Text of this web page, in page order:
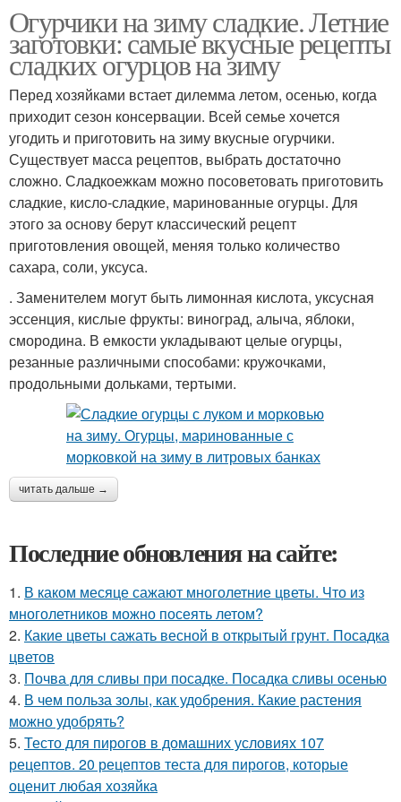
Огурчики на зиму сладкие. Летние
заготовки: самые вкусные рецепты
сладких огурцов на зиму
Перед хозяйками встает дилемма летом, осенью, когда
приходит сезон консервации. Всей семье хочется
угодить и приготовить на зиму вкусные огурчики.
Существует масса рецептов, выбрать достаточно
сложно. Сладкоежкам можно посоветовать приготовить
сладкие, кисло-сладкие, маринованные огурцы. Для
этого за основу берут классический рецепт
приготовления овощей, меняя только количество
сахара, соли, уксуса.
. Заменителем могут быть лимонная кислота, уксусная
эссенция, кислые фрукты: виноград, алыча, яблоки,
смородина. В емкости укладывают целые огурцы,
резанные различными способами: кружочками,
продольными дольками, тертыми.
читать дальше →
Последние обновления на сайте:
1. В каком месяце сажают многолетние цветы. Что из
многолетников можно посеять летом?
2. Какие цветы сажать весной в открытый грунт. Посадка
цветов
3. Почва для сливы при посадке. Посадка сливы осенью
4. В чем польза золы, как удобрения. Какие растения
можно удобрять?
5. Тесто для пирогов в домашних условиях 107
рецептов. 20 рецептов теста для пирогов, которые
оценит любая хозяйка